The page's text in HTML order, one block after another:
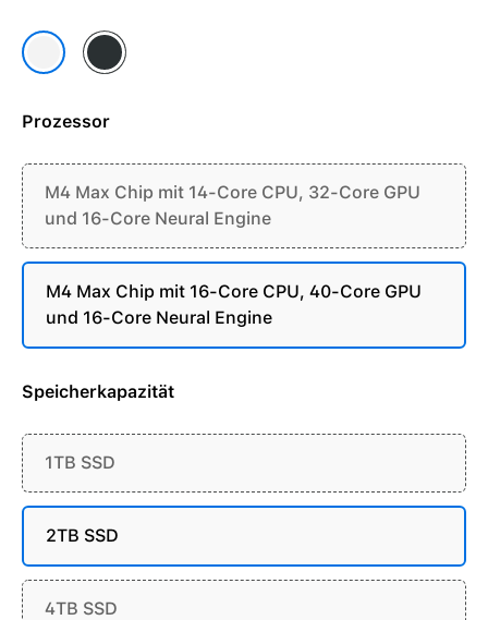
Silber Space Schwarz
Prozessor
M4 Max Chip mit 14-Core CPU, 32-Core GPU
und 16-Core Neural Engine
M4 Max Chip mit 16-Core CPU, 40-Core GPU
und 16-Core Neural Engine
Speicherkapazität
1TB SSD
2TB SSD
4TB SSD